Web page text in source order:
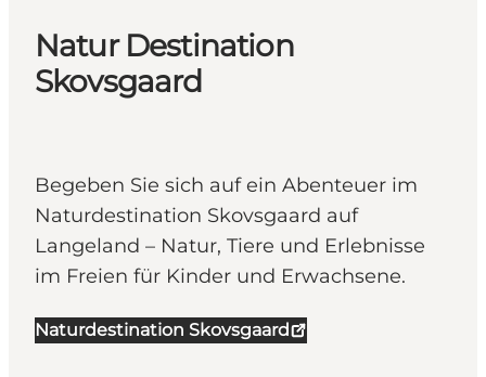
Natur Destination
Skovsgaard
Begeben Sie sich auf ein Abenteuer im
Naturdestination Skovsgaard auf
Langeland – Natur, Tiere und Erlebnisse
im Freien für Kinder und Erwachsene.
Naturdestination Skovsgaard